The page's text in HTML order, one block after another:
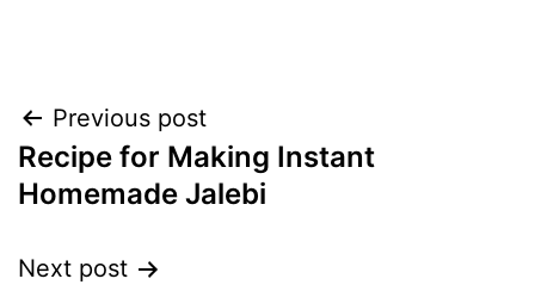
Post
navigation
Previous post
Recipe for Making Instant
Homemade Jalebi
Next post